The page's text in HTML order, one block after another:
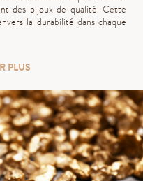
des bijoux de qualité. Cette
la durabilité dans chaque
PLUS